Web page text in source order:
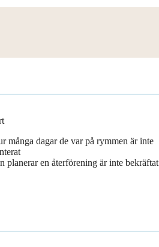
många dagar de var på rymmen är inte
planerar en återförening är inte bekräftat